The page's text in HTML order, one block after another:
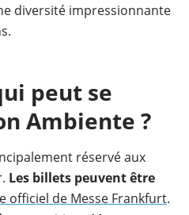
diversité impressionnante
peut se
Ambiente ?
réservé aux
Les billets peuvent être
officiel de Messe Frankfurt.